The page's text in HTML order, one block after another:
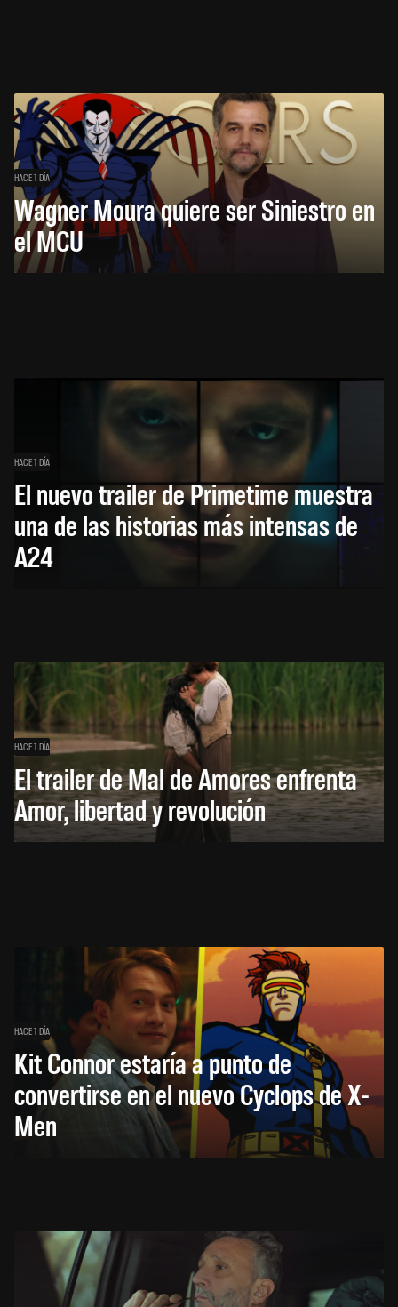
HACE 1 DÍA
Wagner Moura quiere ser Siniestro en
el MCU
HACE 1 DÍA
El nuevo trailer de Primetime muestra
una de las historias más intensas de
A24
HACE 1 DÍA
El trailer de Mal de Amores enfrenta
Amor, libertad y revolución
HACE 1 DÍA
Kit Connor estaría a punto de
convertirse en el nuevo Cyclops de X-
Men